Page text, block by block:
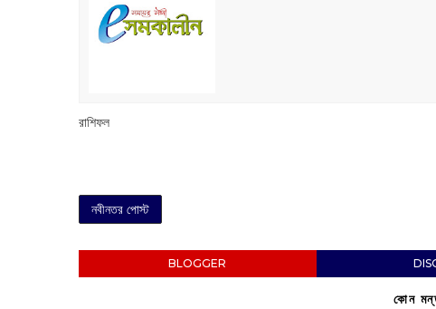
রাশিফল
নবীনতর পোস্ট
BLOGGER
কোন